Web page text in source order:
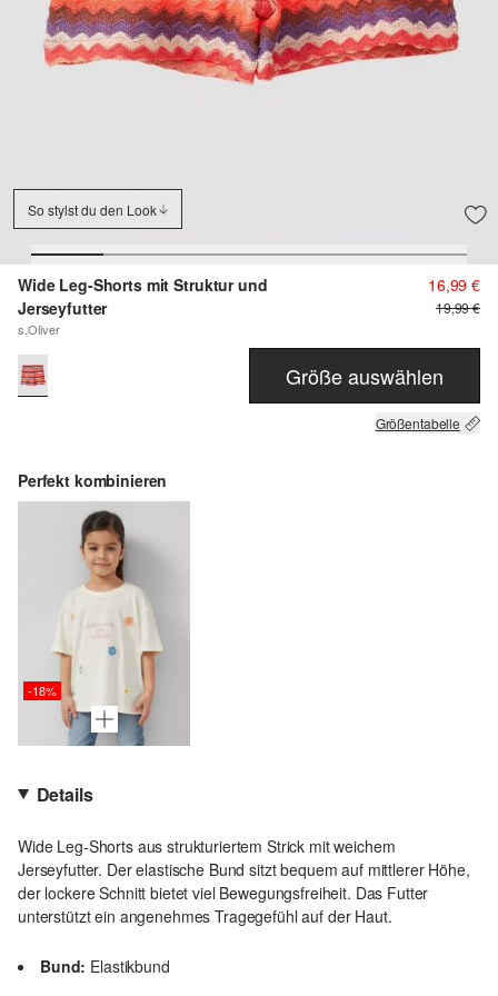
So stylst du den Look
Wide Leg-Shorts mit Struktur und
Jerseyfutter
s.Oliver
16,99 €
19,99 €
Größe auswählen
Größentabelle
Perfekt kombinieren
-18%
Details
Wide Leg-Shorts aus strukturiertem Strick mit weichem
Jerseyfutter. Der elastische Bund sitzt bequem auf mittlerer Höhe,
der lockere Schnitt bietet viel Bewegungsfreiheit. Das Futter
unterstützt ein angenehmes Tragegefühl auf der Haut.
Bund: Elastikbund